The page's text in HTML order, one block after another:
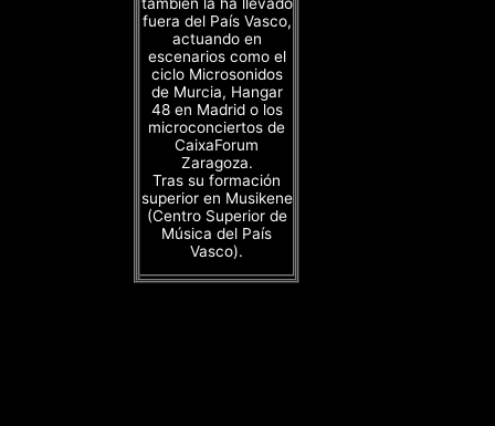
fuera del País Vasco,
actuando en
escenarios como el
ciclo Microsonidos
de Murcia, Hangar
48 en Madrid o los
microconciertos de
CaixaForum
Zaragoza.
Tras su formación
superior en Musikene
(Centro Superior de
Música del País
Vasco).